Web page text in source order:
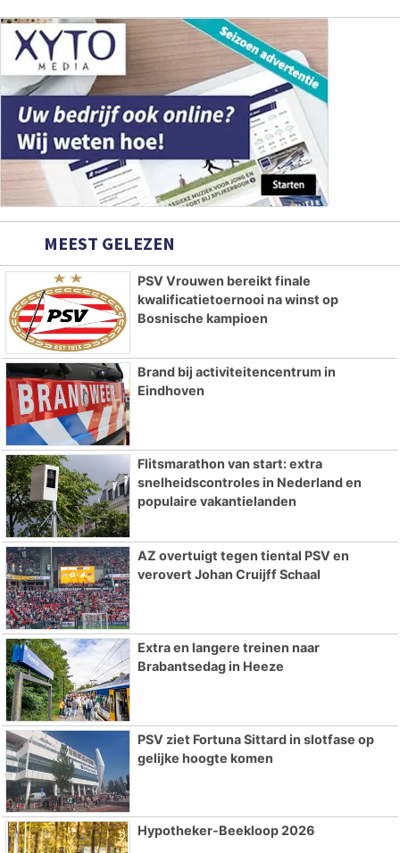
MEEST GELEZEN
PSV Vrouwen bereikt finale
kwalificatietoernooi na winst op
Bosnische kampioen
Brand bij activiteitencentrum in
Eindhoven
Flitsmarathon van start: extra
snelheidscontroles in Nederland en
populaire vakantielanden
AZ overtuigt tegen tiental PSV en
verovert Johan Cruijff Schaal
Extra en langere treinen naar
Brabantsedag in Heeze
PSV ziet Fortuna Sittard in slotfase op
gelijke hoogte komen
Hypotheker-Beekloop 2026